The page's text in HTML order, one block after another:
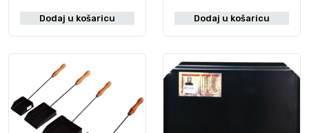
Dodaj u košaricu Dodaj u košaricu